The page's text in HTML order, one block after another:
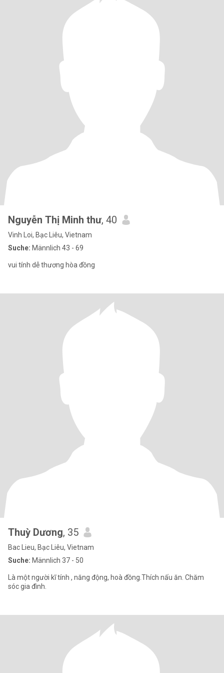
Nguyễn Thị Minh thư, 40
Vinh Loi, Bạc Liêu, Vietnam
Suche: Männlich 43 - 69
vui tính dễ thương hòa đồng
Thuỳ Dương, 35
Bac Lieu, Bạc Liêu, Vietnam
Suche: Männlich 37 - 50
Là một người kĩ tính , năng động, hoà đồng.Thích nấu ăn. Chăm
sóc gia đình.